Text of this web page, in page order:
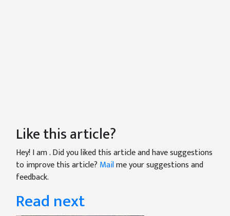
Like this article?
Hey! I am. Did you liked this article and have suggestions
to improve this article? Mailme your suggestions and
feedback.
Read next